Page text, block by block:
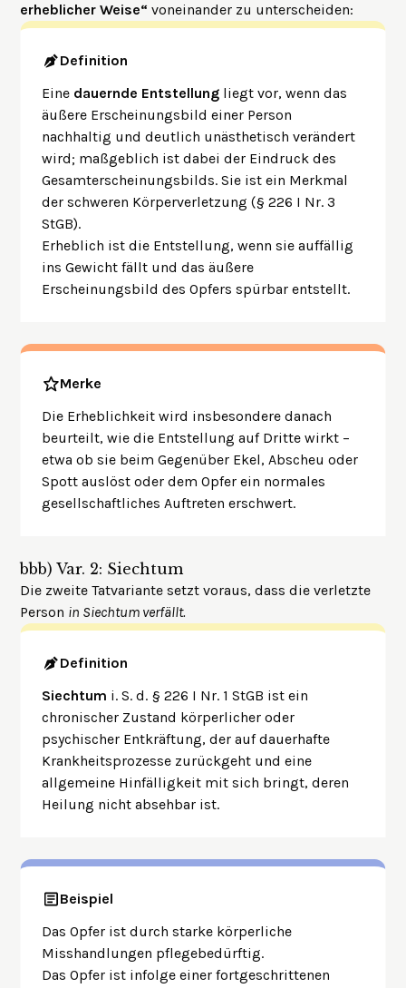
erheblicher Weise“ voneinander zu unterscheiden:
Definition
Eine dauernde Entstellung liegt vor, wenn das
äußere Erscheinungsbild einer Person
nachhaltig und deutlich unästhetisch verändert
wird; maßgeblich ist dabei der Eindruck des
Gesamterscheinungsbilds. Sie ist ein Merkmal
der schweren Körperverletzung (§ 226 I Nr. 3
StGB).
Erheblich ist die Entstellung, wenn sie auffällig
ins Gewicht fällt und das äußere
Erscheinungsbild des Opfers spürbar entstellt.
Merke
Die Erheblichkeit wird insbesondere danach
beurteilt, wie die Entstellung auf Dritte wirkt –
etwa ob sie beim Gegenüber Ekel, Abscheu oder
Spott auslöst oder dem Opfer ein normales
gesellschaftliches Auftreten erschwert.
bbb) Var. 2: Siechtum
Die zweite Tatvariante setzt voraus, dass die verletzte
Person in Siechtum verfällt.
Definition
Siechtum i. S. d. § 226 I Nr. 1 StGB ist ein
chronischer Zustand körperlicher oder
psychischer Entkräftung, der auf dauerhafte
Krankheitsprozesse zurückgeht und eine
allgemeine Hinfälligkeit mit sich bringt, deren
Heilung nicht absehbar ist.
Beispiel
Das Opfer ist durch starke körperliche
Misshandlungen pflegebedürftig.
Das Opfer ist infolge einer fortgeschrittenen